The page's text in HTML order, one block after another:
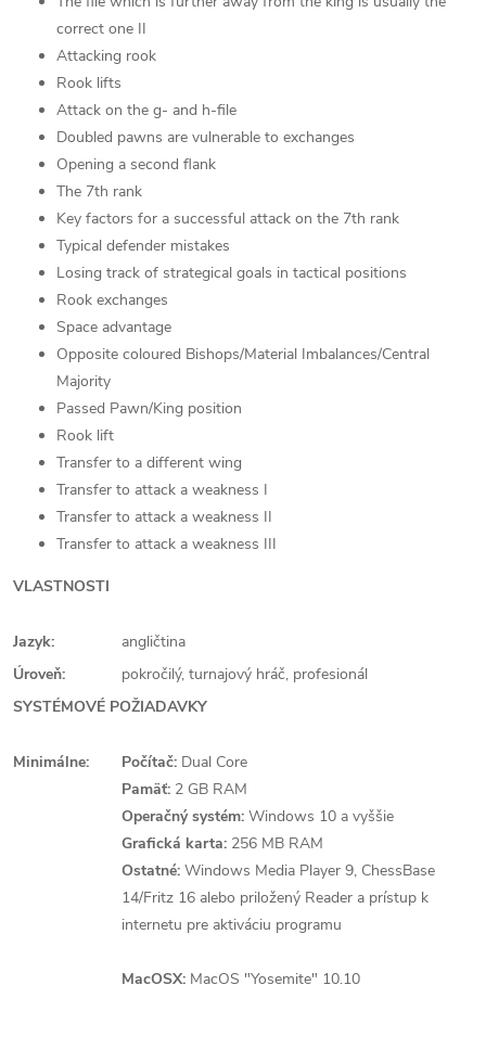
correct one II
Attacking rook
Rook lifts
Attack on the g- and h-file
Doubled pawns are vulnerable to exchanges
Opening a second flank
The 7th rank
Key factors for a successful attack on the 7th rank
Typical defender mistakes
Losing track of strategical goals in tactical positions
Rook exchanges
Space advantage
Opposite coloured Bishops/Material Imbalances/Central
Majority
Passed Pawn/King position
Rook lift
Transfer to a different wing
Transfer to attack a weakness I
Transfer to attack a weakness II
Transfer to attack a weakness III
VLASTNOSTI
Jazyk:
angličtina
Úroveň:
pokročilý, turnajový hráč, profesionál
SYSTÉMOVÉ POŽIADAVKY
Minimálne: Počítač: Dual Core
Pamäť: 2 GB RAM
Operačný systém: Windows 10 a vyššie
Grafická karta: 256 MB RAM
Ostatné: Windows Media Player 9, ChessBase
14/Fritz 16 alebo priložený Reader a prístup k
internetu pre aktiváciu programu
MacOSX: MacOS "Yosemite" 10.10